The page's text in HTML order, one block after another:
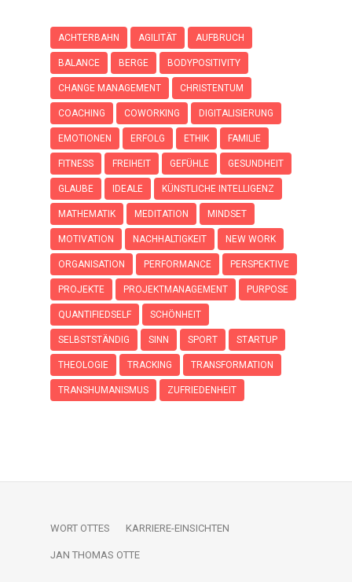
ACHTERBAHN AGILITÄT AUFBRUCH
BALANCE BERGE BODYPOSITIVITY
CHANGE MANAGEMENT CHRISTENTUM
COACHING COWORKING DIGITALISIERUNG
EMOTIONEN ERFOLG ETHIK FAMILIE
FITNESS FREIHEIT GEFÜHLE GESUNDHEIT
GLAUBE IDEALE KÜNSTLICHE INTELLIGENZ
MATHEMATIK MEDITATION MINDSET
MOTIVATION NACHHALTIGKEIT NEW WORK
ORGANISATION PERFORMANCE PERSPEKTIVE
PROJEKTE PROJEKTMANAGEMENT PURPOSE
QUANTIFIEDSELF SCHÖNHEIT
SELBSTSTÄNDIG SINN SPORT STARTUP
THEOLOGIE TRACKING TRANSFORMATION
TRANSHUMANISMUS ZUFRIEDENHEIT
WORT OTTES KARRIERE-EINSICHTEN
JAN THOMAS OTTE